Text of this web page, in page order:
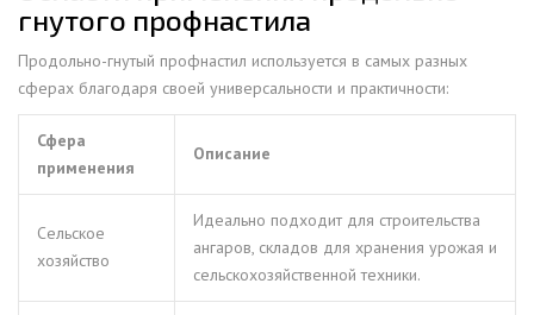
гнутого профнастила
Продольно-гнутый профнастил используется в самых разных
сферах благодаря своей универсальности и практичности:
Сфера
применения
Описание
Сельское
хозяйство
Идеально подходит для строительства
ангаров, складов для хранения урожая и
сельскохозяйственной техники.